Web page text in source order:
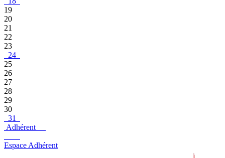
19
20
21
22
23
24
25
26
27
28
29
30
31
Adhérent
Espace Adhérent